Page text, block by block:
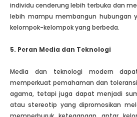
individu cenderung lebih terbuka dan
lebih mampu membangun hubungan
kelompok-kelompok yang berbeda.
5. Peran Media dan Teknologi
Media dan teknologi modern
memperkuat pemahaman dan
agama, tetapi juga dapat menjadi
atau stereotip yang dipromosikan